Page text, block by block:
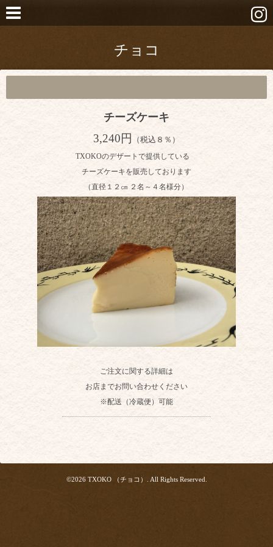
チョコ
チーズケーキ
3,240円 （税込８％）
TXOKOのデザートで提供している
チーズケーキを販売しております
（直径１２㎝ ２名～４名様分）
ご注文に関する詳細は
お店までお問い合わせください
※配送（冷蔵便）可能
©2026 TXOKO （チョコ） . All Rights Reserved.